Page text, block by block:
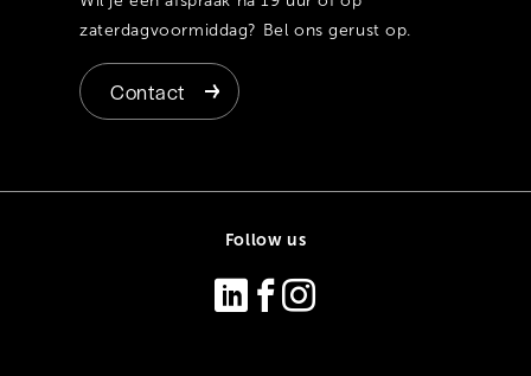
zaterdagvoormiddag? Bel ons gerust op.
Contact
Follow us